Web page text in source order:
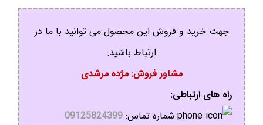
جهت خرید و فروش این محصول می توانید با ما در
ارتباط باشید:
مشاور فروش: مژده مرشدی
راه های ارتباطی:
شماره تماس: 09125824399